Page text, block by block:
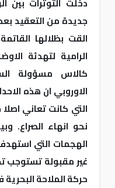
جديدة من التعقيد
القت بظلالها
الرامية لتهدئة
كالاس مسؤولة
الاوروبي ان هذه
التي كانت تعاني
نحو انهاء الصراع.
الهجمات التي
غير مقبولة تستوجب
حركة الملاحة